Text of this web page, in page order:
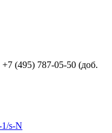
+7 (495) 787-05-50 (доб.